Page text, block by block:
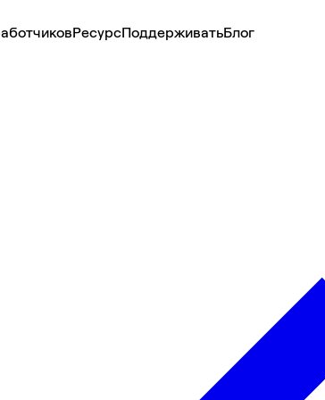
РесурсПоддерживатьБлог